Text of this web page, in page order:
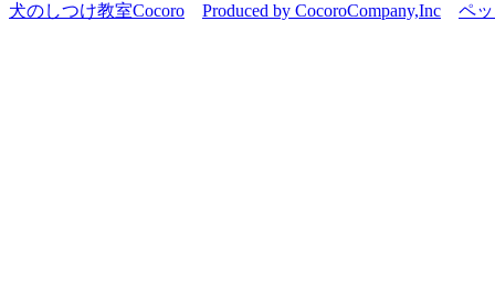
犬のしつけ教室Cocoro
Produced by CocoroCompany,Inc ペ